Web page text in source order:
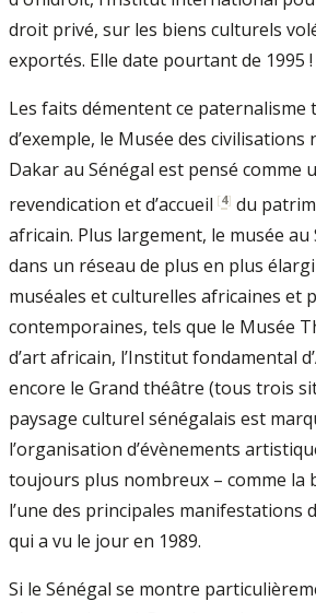
droit privé, sur les biens culturels
exportés. Elle date pourtant de 1995 !
Les faits démentent ce paternalisme
d’exemple, le Musée des civilisations
Dakar au Sénégal est pensé comme
revendication et d’accueil [4] du
africain. Plus largement, le musée au
dans un réseau de plus en plus
muséales et culturelles africaines et
contemporaines, tels que le Musée
d’art africain, l’Institut fondamental
encore le Grand théâtre (tous trois
paysage culturel sénégalais est
l’organisation d’évènements
toujours plus nombreux – comme la
l’une des principales manifestations
qui a vu le jour en 1989.
Si le Sénégal se montre